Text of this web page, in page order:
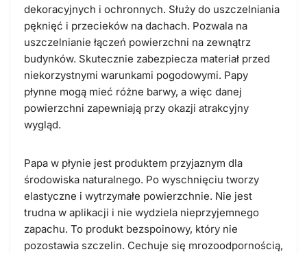
dekoracyjnych i ochronnych. Służy do uszczelniania
pęknięć i przecieków na dachach. Pozwala na
uszczelnianie łączeń powierzchni na zewnątrz
budynków. Skutecznie zabezpiecza materiał przed
niekorzystnymi warunkami pogodowymi. Papy
płynne mogą mieć różne barwy, a więc danej
powierzchni zapewniają przy okazji atrakcyjny
wygląd.
Papa w płynie jest produktem przyjaznym dla
środowiska naturalnego. Po wyschnięciu tworzy
elastyczne i wytrzymałe powierzchnie. Nie jest
trudna w aplikacji i nie wydziela nieprzyjemnego
zapachu. To produkt bezspoinowy, który nie
pozostawia szczelin. Cechuje się mrozoodpornością,